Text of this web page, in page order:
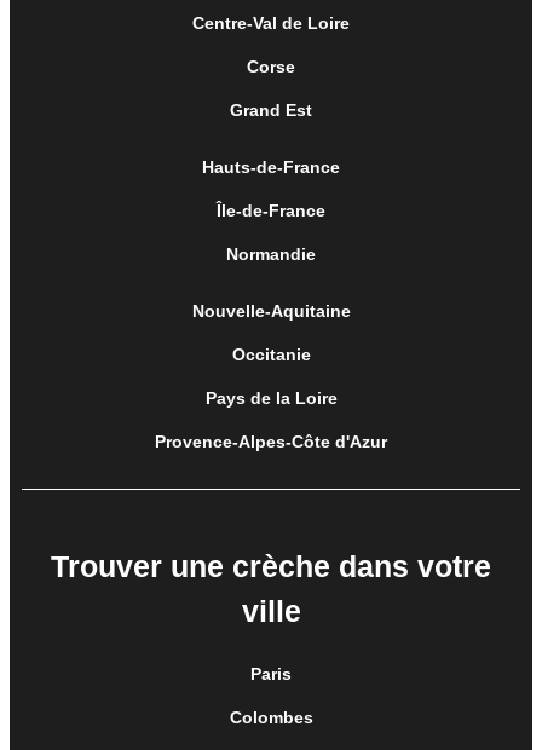
Centre-Val de Loire
Corse
Grand Est
Hauts-de-France
Île-de-France
Normandie
Nouvelle-Aquitaine
Occitanie
Pays de la Loire
Provence-Alpes-Côte d'Azur
Trouver une crèche dans votre
ville
Paris
Colombes